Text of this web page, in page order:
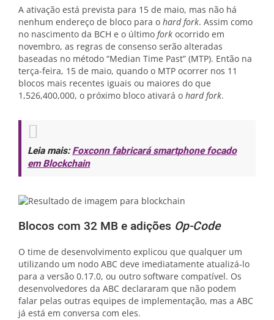
A ativação está prevista para 15 de maio, mas não há
nenhum endereço de bloco para o hard fork. Assim como
no nascimento da BCH e o último fork ocorrido em
novembro, as regras de consenso serão alteradas
baseadas no método “Median Time Past” (MTP). Então na
terça-feira, 15 de maio, quando o MTP ocorrer nos 11
blocos mais recentes iguais ou maiores do que
1,526,400,000, o próximo bloco ativará o hard fork.
Leia mais:Foxconn fabricará smartphone focado
em Blockchain
Blocos com 32 MB e adições Op-Code
O time de desenvolvimento explicou que qualquer um
utilizando um nodo ABC deve imediatamente atualizá-lo
para a versão 0.17.0, ou outro software compatível. Os
desenvolvedores da ABC declararam que não podem
falar pelas outras equipes de implementação, mas a ABC
já está em conversa com eles.